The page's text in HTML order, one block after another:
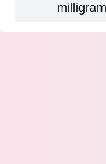
milligram